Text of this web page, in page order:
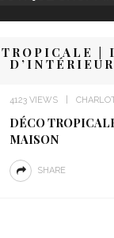
|
D’INTÉRIEUR
4123 VIEWS
DÉCO
MAISON
SHARE